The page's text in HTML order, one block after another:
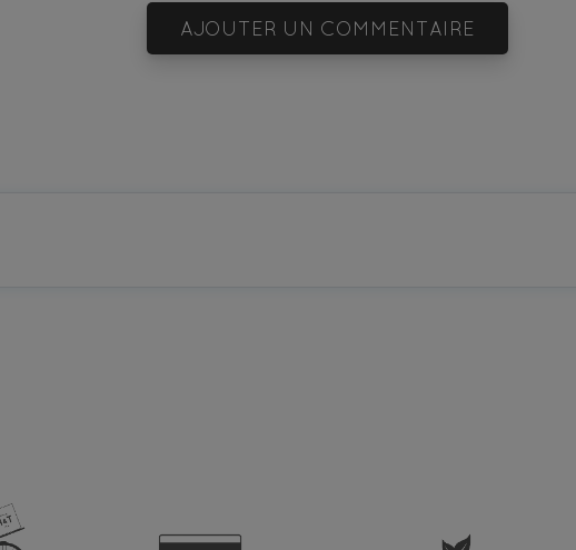
AJOUTER UN COMMENTAIRE